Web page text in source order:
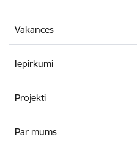
Vakances
Iepirkumi
Projekti
Par mums